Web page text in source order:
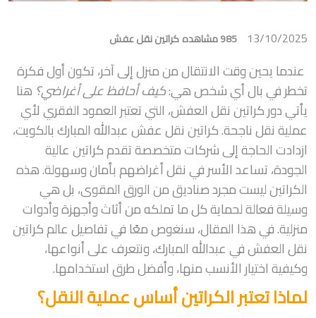
13/10/2025 985 مشاهده كراتين نقل عفش
عندما يحين وقت الانتقال من منزل إلى آخر، تكون أول فكرة
تخطر في بال أي شخص هي:كيف أحافظ على أغراضي؟ هنا
يأتي دور كراتين نقل العفش، التي تعتبر العمود الفقري لأي
عملية نقل ناجحة. كراتين نقل عفش عبدالله المبارك بالكويت،
ازدادت الحاجة إلى شركات متخصصة تقدم كراتين عالية
الجودة، تساعد الأسر في نقل أغراضهم بأمان وسهولة. هذه
الكراتين ليست مجرد صناديق من الورق المقوى، بل هي
وسيلة فعالة لحماية كل ما تملكه من أثاث وأجهزة وأدوات
منزلية. في هذا المقال، سنغوص معًا في تفاصيل عالم كراتين
نقل العفش في عبدالله المبارك، ونتعرف على أنواعها،
وكيفية اختيار الأنسب منها، وأفضل طرق استخدامها.
لماذا تعتبر الكراتين أساس عملية النقل؟